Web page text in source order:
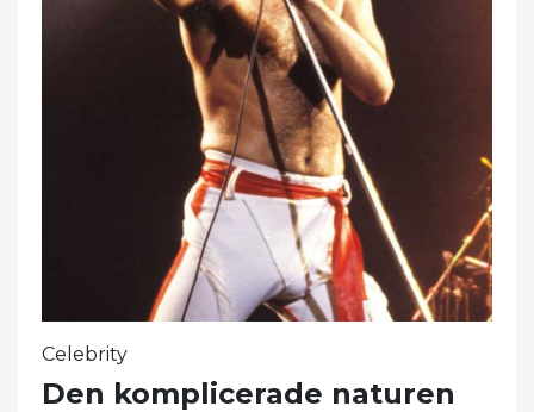
Celebrity
Den komplicerade naturen